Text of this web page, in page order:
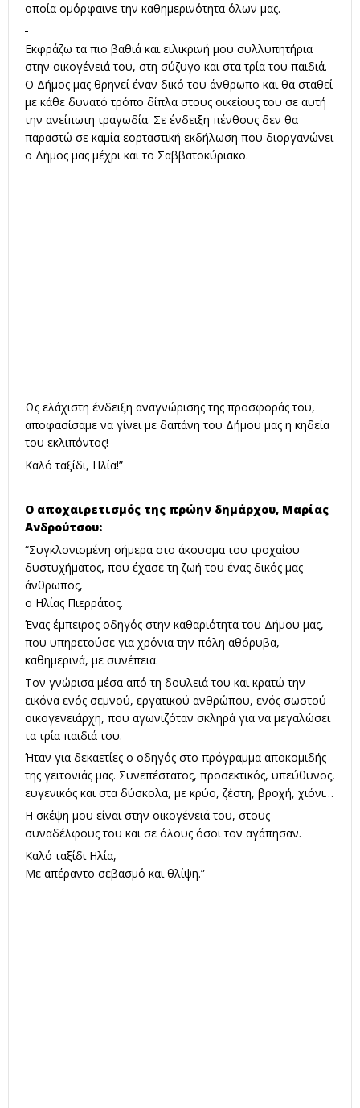
οποία ομόρφαινε την καθημερινότητα όλων μας.
Εκφράζω τα πιο βαθιά και ειλικρινή μου συλλυπητήρια
στην οικογένειά του, στη σύζυγο και στα τρία του παιδιά.
Ο Δήμος μας θρηνεί έναν δικό του άνθρωπο και θα σταθεί
με κάθε δυνατό τρόπο δίπλα στους οικείους του σε αυτή
την ανείπωτη τραγωδία. Σε ένδειξη πένθους δεν θα
παραστώ σε καμία εορταστική εκδήλωση που διοργανώνει
ο Δήμος μας μέχρι και το Σαββατοκύριακο.
Ως ελάχιστη ένδειξη αναγνώρισης της προσφοράς του,
αποφασίσαμε να γίνει με δαπάνη του Δήμου μας η κηδεία
του εκλιπόντος!
Καλό ταξίδι, Ηλία!”
Ο αποχαιρετισμός της πρώην δημάρχου, Μαρίας
Ανδρούτσου:
“Συγκλονισμένη σήμερα στο άκουσμα του τροχαίου
δυστυχήματος, που έχασε τη ζωή του ένας δικός μας
άνθρωπος,
ο Ηλίας Πιερράτος.
Ένας έμπειρος οδηγός στην καθαριότητα του Δήμου μας,
που υπηρετούσε για χρόνια την πόλη αθόρυβα,
καθημερινά, με συνέπεια.
Τον γνώρισα μέσα από τη δουλειά του και κρατώ την
εικόνα ενός σεμνού, εργατικού ανθρώπου, ενός σωστού
οικογενειάρχη, που αγωνιζόταν σκληρά για να μεγαλώσει
τα τρία παιδιά του.
Ήταν για δεκαετίες ο οδηγός στο πρόγραμμα αποκομιδής
της γειτονιάς μας. Συνεπέστατος, προσεκτικός, υπεύθυνος,
ευγενικός και στα δύσκολα, με κρύο, ζέστη, βροχή, χιόνι…
Η σκέψη μου είναι στην οικογένειά του, στους
συναδέλφους του και σε όλους όσοι τον αγάπησαν.
Καλό ταξίδι Ηλία,
Με απέραντο σεβασμό και θλίψη.”